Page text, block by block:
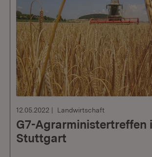
12.05.2022 Landwirtschaft
G7-Agrarministertreffen
Stuttgart